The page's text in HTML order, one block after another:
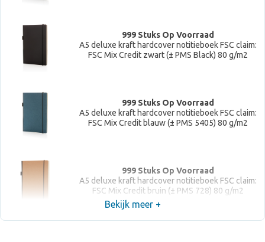
999 Stuks Op Voorraad
A5 deluxe kraft hardcover notitieboek FSC claim:
FSC Mix Credit zwart (± PMS Black) 80 g/m2
999 Stuks Op Voorraad
A5 deluxe kraft hardcover notitieboek FSC claim:
FSC Mix Credit blauw (± PMS 5405) 80 g/m2
999 Stuks Op Voorraad
A5 deluxe kraft hardcover notitieboek FSC claim:
FSC Mix Credit bruin (± PMS 728) 80 g/m2
Bekijk meer +